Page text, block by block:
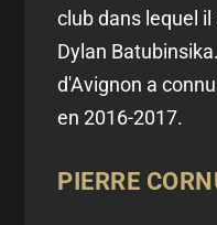
club dans lequel
Dylan
d'Avignon a
en 2016-2017.
PIERRE